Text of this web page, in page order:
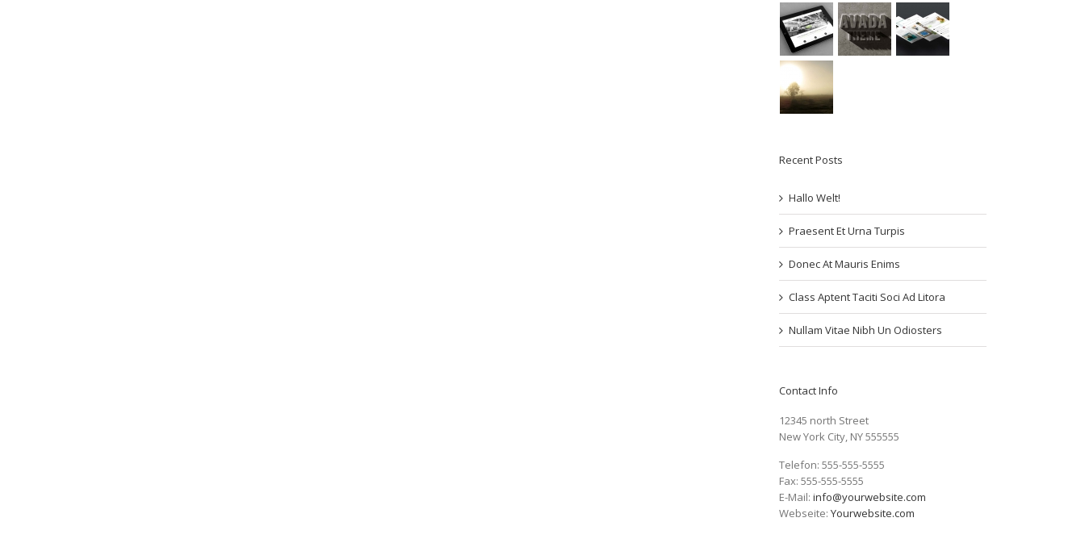
Recent Posts
Hallo Welt!
Praesent Et Urna Turpis
Donec At Mauris Enims
Class Aptent Taciti Soci Ad Litora
Nullam Vitae Nibh Un Odiosters
Contact Info
12345 north Street
New York City, NY 555555
Telefon: 555-555-5555
Fax: 555-555-5555
E-Mail: info@yourwebsite.com
Webseite: Yourwebsite.com